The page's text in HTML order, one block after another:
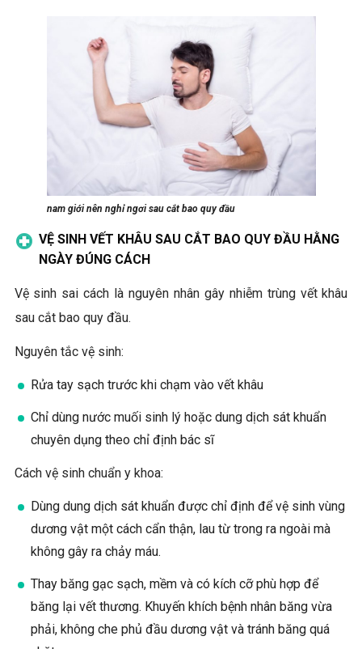
nam giới nên nghỉ ngơi sau cắt bao quy đầu
VỆ SINH VẾT KHÂU SAU CẮT BAO QUY ĐẦU HẰNG
NGÀY ĐÚNG CÁCH
Vệ sinh sai cách là nguyên nhân gây nhiễm trùng vết khâu
sau cắt bao quy đầu.
Nguyên tắc vệ sinh:
Rửa tay sạch trước khi chạm vào vết khâu
Chỉ dùng nước muối sinh lý hoặc dung dịch sát khuẩn
chuyên dụng theo chỉ định bác sĩ
Cách vệ sinh chuẩn y khoa:
Dùng dung dịch sát khuẩn được chỉ định để vệ sinh vùng
dương vật một cách cẩn thận, lau từ trong ra ngoài mà
không gây ra chảy máu.
Thay băng gạc sạch, mềm và có kích cỡ phù hợp để
băng lại vết thương. Khuyến khích bệnh nhân băng vừa
phải, không che phủ đầu dương vật và tránh băng quá